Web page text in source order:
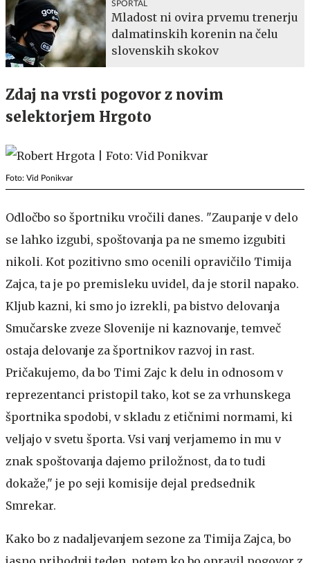
SPORTAL
Mladost ni ovira prvemu trenerju
dalmatinskih korenin na čelu
slovenskih skokov
Zdaj na vrsti pogovor z novim
selektorjem Hrgoto
Foto: Vid Ponikvar
Odločbo so športniku vročili danes. "Zaupanje v delo
se lahko izgubi, spoštovanja pa ne smemo izgubiti
nikoli. Kot pozitivno smo ocenili opravičilo Timija
Zajca, ta je po premisleku uvidel, da je storil napako.
Kljub kazni, ki smo jo izrekli, pa bistvo delovanja
Smučarske zveze Slovenije ni kaznovanje, temveč
ostaja delovanje za športnikov razvoj in rast.
Pričakujemo, da bo Timi Zajc k delu in odnosom v
reprezentanci pristopil tako, kot se za vrhunskega
športnika spodobi, v skladu z etičnimi normami, ki
veljajo v svetu športa. Vsi vanj verjamemo in mu v
znak spoštovanja dajemo priložnost, da to tudi
dokaže," je po seji komisije dejal predsednik
Smrekar.
Kako bo z nadaljevanjem sezone za Timija Zajca, bo